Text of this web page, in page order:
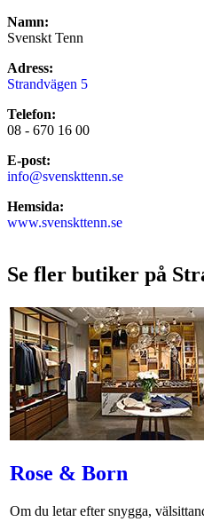
Namn:
Svenskt Tenn
Adress:
Strandvägen 5
Telefon:
08 - 670 16 00
E-post:
info@svenskttenn.se
Hemsida:
www.svenskttenn.se
Se fler butiker på
Rose & Born
Om du letar efter snygga,